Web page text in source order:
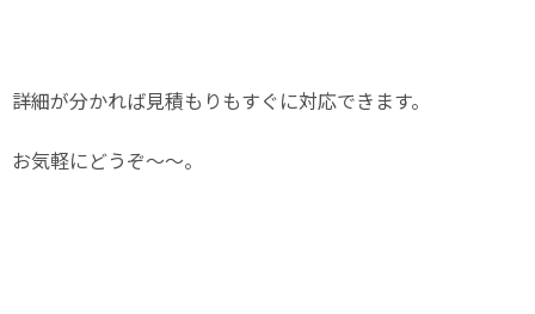
詳細が分かれば見積もりもすぐに対応できます。
お気軽にどうぞ〜〜。